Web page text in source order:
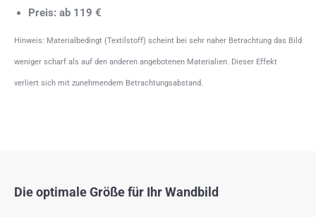
Preis: ab 119 €
Hinweis: Materialbedingt (Textilstoff) scheint bei sehr naher Betrachtung das Bild
weniger scharf als auf den anderen angebotenen Materialien. Dieser Effekt
verliert sich mit zunehmendem Betrachtungsabstand.
Die optimale Größe für Ihr Wandbild